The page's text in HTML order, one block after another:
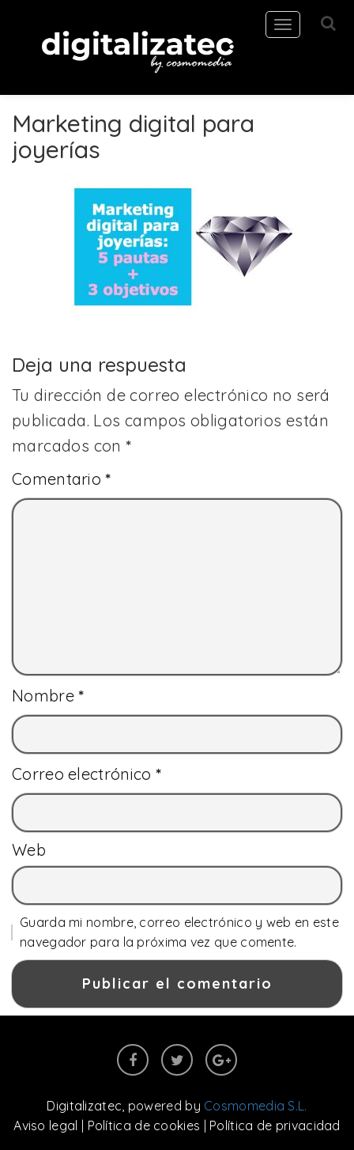
Toggle
navigation
Marketing digital para
joyerías
Deja una respuesta
Tu dirección de correo electrónico no será
publicada. Los campos obligatorios están
marcados con*
Comentario*
Nombre*
Correo electrónico *
Web
Guarda mi nombre, correo electrónico y web en este
navegador para la próxima vez que comente.
Digitalizatec , powered by Cosmomedia S.L.
Aviso legal | Política de cookies | Política de privacidad